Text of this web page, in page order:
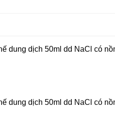
dung dịch 50ml dd NaCl có
dung dịch 50ml dd NaCl có